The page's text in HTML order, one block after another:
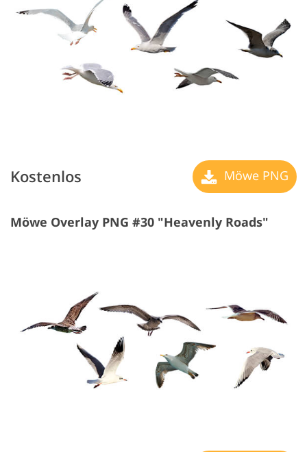
Kostenlos Möwe PNG
Möwe Overlay PNG #30 "Heavenly Roads"